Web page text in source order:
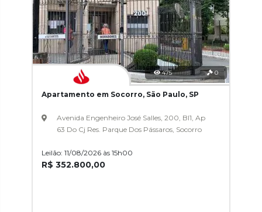
475 0
Apartamento em Socorro, São Paulo, SP
Avenida Engenheiro José Salles, 200, Bl1, Ap
63 Do Cj Res. Parque Dos Pássaros, Socorro
Leilão: 11/08/2026 às 15h00
R$ 352.800,00